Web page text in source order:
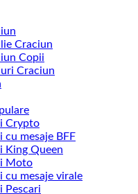
Craciun
Copii
Craciun
Crypto
cu mesaje BFF
King Queen
Moto
cu mesaje virale
Pescari